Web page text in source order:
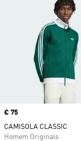
Price
€ 75
CAMISOLA CLASSIC
Homem Originals